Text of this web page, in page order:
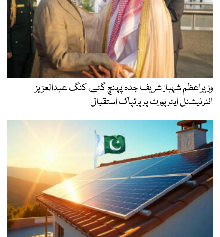
وزیراعظم شہباز شریف جدہ پہنچ گئے، کنگ عبدالعزیز
انٹرنیشنل ایئر پورٹ پر پرتپاک استقبال